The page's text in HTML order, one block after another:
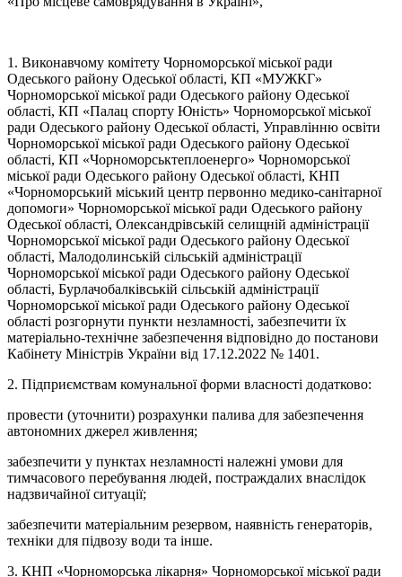
1. Виконавчому комітету Чорноморської міської ради
Одеського району Одеської області, КП «МУЖКГ»
Чорноморської міської ради Одеського району Одеської
області, КП «Палац спорту Юність» Чорноморської міської
ради Одеського району Одеської області, Управлінню освіти
Чорноморської міської ради Одеського району Одеської
області, КП «Чорноморськтеплоенерго» Чорноморської
міської ради Одеського району Одеської області, КНП
«Чорноморський міський центр первонно медико-санітарної
допомоги» Чорноморської міської ради Одеського району
Одеської області, Олександрівській селищній адміністрації
Чорноморської міської ради Одеського району Одеської
області, Малодолинській сільській адміністрації
Чорноморської міської ради Одеського району Одеської
області, Бурлачобалківській сільській адміністрації
Чорноморської міської ради Одеського району Одеської
області розгорнути пункти незламності, забезпечити їх
матеріально-технічне забезпечення відповідно до постанови
Кабінету Міністрів України від 17.12.2022 № 1401.
2. Підприємствам комунальної форми власності додатково:
провести (уточнити) розрахунки палива для забезпечення
автономних джерел живлення;
забезпечити у пунктах незламності належні умови для
тимчасового перебування людей, постраждалих внаслідок
надзвичайної ситуації;
забезпечити матеріальним резервом, наявність генераторів,
техніки для підвозу води та інше.
3. КНП «Чорноморська лікарня» Чорноморської міської ради